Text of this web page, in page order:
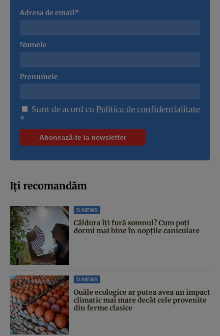
Adresa de email*
Numele
Prenumele
Sunt de acord cu Politica de confidentialitate
*
Iți recomandăm
D:NEWS
Căldura îți fură somnul? Cum poți
dormi mai bine în nopțile caniculare
D:NEWS
Ouăle ecologice ar putea avea un impact
climatic mai mare decât cele provenite
din ferme clasice